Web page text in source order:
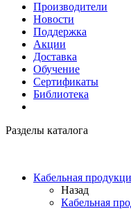
Производители
Новости
Поддержка
Акции
Доставка
Обучение
Сертификаты
Библиотека
Разделы каталога
Кабельная
Назад
Кабельная